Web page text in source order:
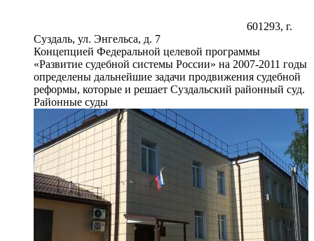
601293, г.
Суздаль, ул. Энгельса, д. 7
Концепцией Федеральной целевой программы
«Развитие судебной системы России» на 2007-2011 годы
определены дальнейшие задачи продвижения судебной
реформы, которые и решает Суздальский районный суд.
Районные суды